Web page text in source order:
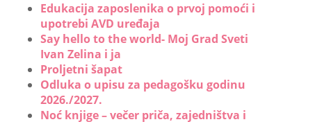
Edukacija zaposlenika o prvoj pomoći i
upotrebi AVD uređaja
Say hello to the world- Moj Grad Sveti
Ivan Zelina i ja
Proljetni šapat
Odluka o upisu za pedagošku godinu
2026./2027.
Noć knjige – večer priča, zajedništva i